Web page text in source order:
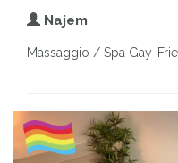
Najem
Massaggio / Spa Gay-